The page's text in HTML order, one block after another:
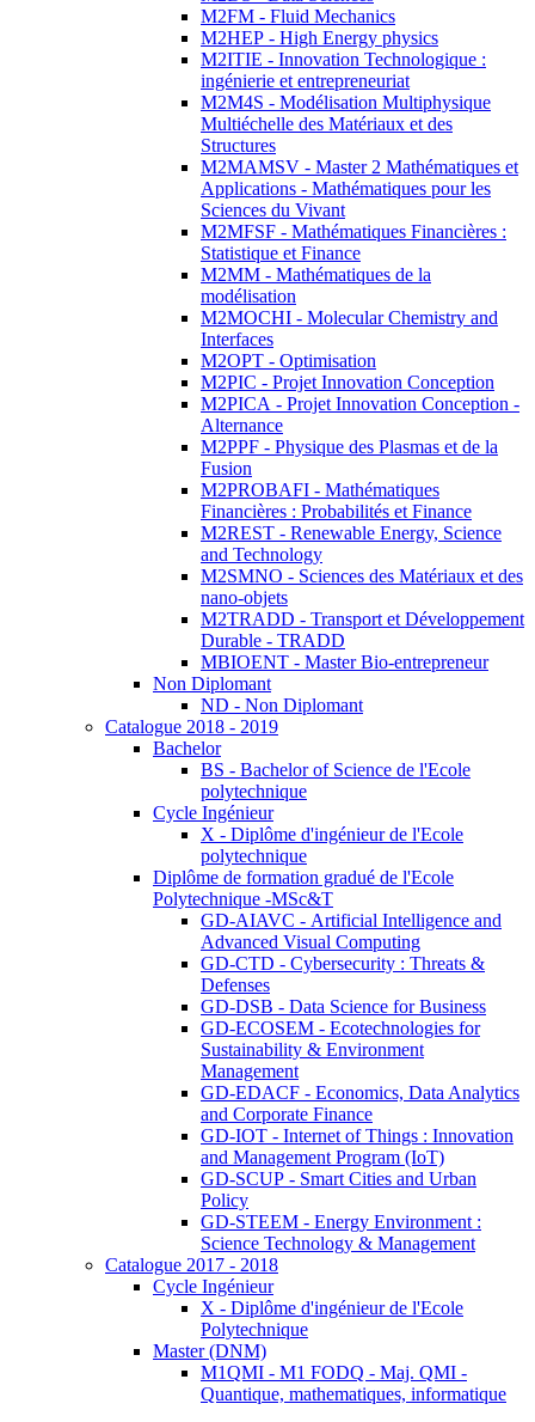
M2FM - Fluid Mechanics
M2HEP - High Energy physics
M2ITIE - Innovation Technologique :
ingénierie et entrepreneuriat
M2M4S - Modélisation Multiphysique
Multiéchelle des Matériaux et des
Structures
M2MAMSV - Master 2 Mathématiques et
Applications - Mathématiques pour les
Sciences du Vivant
M2MFSF - Mathématiques Financières :
Statistique et Finance
M2MM - Mathématiques de la
modélisation
M2MOCHI - Molecular Chemistry and
Interfaces
M2OPT - Optimisation
M2PIC - Projet Innovation Conception
M2PICA - Projet Innovation Conception -
Alternance
M2PPF - Physique des Plasmas et de la
Fusion
M2PROBAFI - Mathématiques
Financières : Probabilités et Finance
M2REST - Renewable Energy, Science
and Technology
M2SMNO - Sciences des Matériaux et des
nano-objets
M2TRADD - Transport et Développement
Durable - TRADD
MBIOENT - Master Bio-entrepreneur
Non Diplomant
ND - Non Diplomant
Catalogue 2018 - 2019
Bachelor
BS - Bachelor of Science de l'Ecole
polytechnique
Cycle Ingénieur
X - Diplôme d'ingénieur de l'Ecole
polytechnique
Diplôme de formation gradué de l'Ecole
Polytechnique -MSc&T
GD-AIAVC - Artificial Intelligence and
Advanced Visual Computing
GD-CTD - Cybersecurity : Threats &
Defenses
GD-DSB - Data Science for Business
GD-ECOSEM - Ecotechnologies for
Sustainability & Environment
Management
GD-EDACF - Economics, Data Analytics
and Corporate Finance
GD-IOT - Internet of Things : Innovation
and Management Program (IoT)
GD-SCUP - Smart Cities and Urban
Policy
GD-STEEM - Energy Environment :
Science Technology & Management
Catalogue 2017 - 2018
Cycle Ingénieur
X - Diplôme d'ingénieur de l'Ecole
Polytechnique
Master (DNM)
M1QMI - M1 FODQ - Maj. QMI -
Quantique, mathematiques, informatique